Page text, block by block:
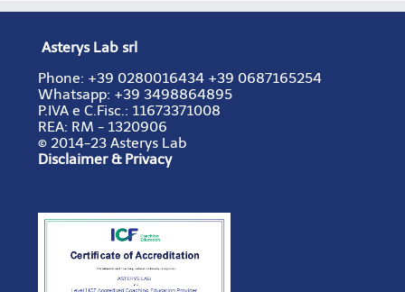
Asterys Lab srl
Phone: +39 0280016434 +39 0687165254
Whatsapp: +39 3498864895
P.IVA e C.Fisc.: 11673371008
REA: RM - 1320906
© 2014-23 Asterys Lab
Disclaimer & Privacy